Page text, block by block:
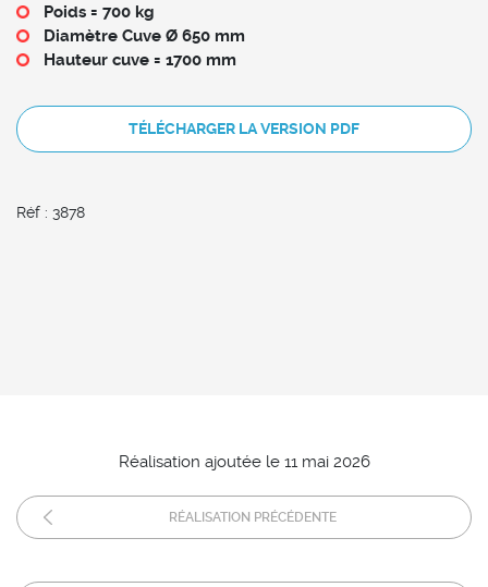
Poids = 700 kg
Diamètre Cuve Ø 650 mm
Hauteur cuve = 1700 mm
TÉLÉCHARGER LA VERSION PDF
Réf : 3878
Réalisation ajoutée le 11 mai 2026
RÉALISATION PRÉCÉDENTE